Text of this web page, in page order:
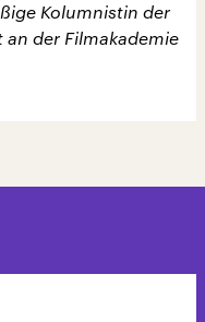
Kolumnistin der
der Filmakademie